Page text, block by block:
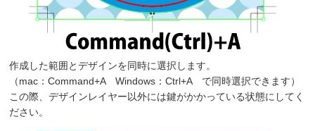
作成した範囲とデザインを同時に選択します。
（mac：Command+A Windows：Ctrl+A で同時選択できます）
この際、デザインレイヤー以外には鍵がかかっている状態にしてく
ださい。